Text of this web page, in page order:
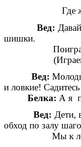
Где ж
Вед:
шишки.
Поиграем в
Вед:
и ловкие!
Белка: А я
Вед: Дети,
обход по залу
Мы к